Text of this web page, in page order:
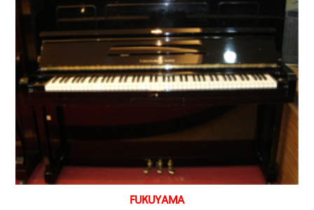
FUKUYAMA